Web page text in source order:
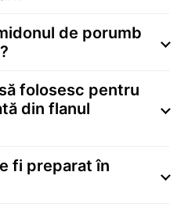
de porumb
folosesc pentru
din flanul
fi preparat în